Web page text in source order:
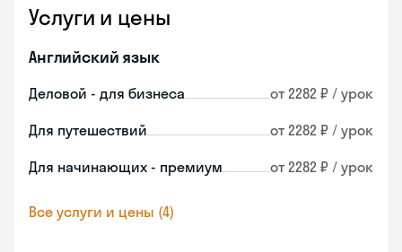
Услуги и цены
Английский язык
Деловой - для бизнеса от 2282 ₽ / урок
Для путешествий от 2282 ₽ / урок
Для начинающих - премиум от 2282 ₽ / урок
Все услуги и цены (4)